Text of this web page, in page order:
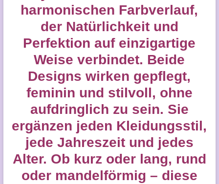
harmonischen Farbverlauf,
der Natürlichkeit und
Perfektion auf einzigartige
Weise verbindet. Beide
Designs wirken gepflegt,
feminin und stilvoll, ohne
aufdringlich zu sein. Sie
ergänzen jeden Kleidungsstil,
jede Jahreszeit und jedes
Alter. Ob kurz oder lang, rund
oder mandelförmig – diese